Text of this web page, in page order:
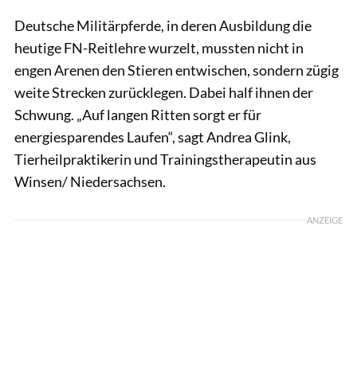
Deutsche Militärpferde, in deren Ausbildung die
heutige FN-Reitlehre wurzelt, mussten nicht in
engen Arenen den Stieren entwischen, sondern zügig
weite Strecken zurücklegen. Dabei half ihnen der
Schwung. „Auf langen Ritten sorgt er für
energiesparendes Laufen“, sagt Andrea Glink,
Tierheilpraktikerin und Trainingstherapeutin aus
Winsen/ Niedersachsen.
ANZEIGE